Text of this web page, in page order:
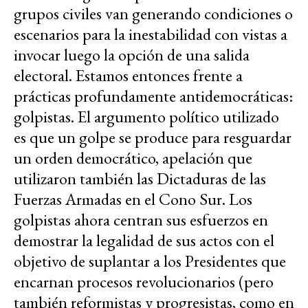
grupos civiles van generando condiciones o
escenarios para la inestabilidad con vistas a
invocar luego la opción de una salida
electoral. Estamos entonces frente a
prácticas profundamente antidemocráticas:
golpistas. El argumento político utilizado
es que un golpe se produce para resguardar
un orden democrático, apelación que
utilizaron también las Dictaduras de las
Fuerzas Armadas en el Cono Sur. Los
golpistas ahora centran sus esfuerzos en
demostrar la legalidad de sus actos con el
objetivo de suplantar a los Presidentes que
encarnan procesos revolucionarios (pero
también reformistas y progresistas, como en